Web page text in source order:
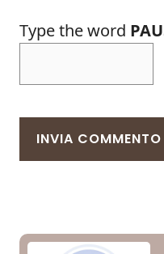
Type the word